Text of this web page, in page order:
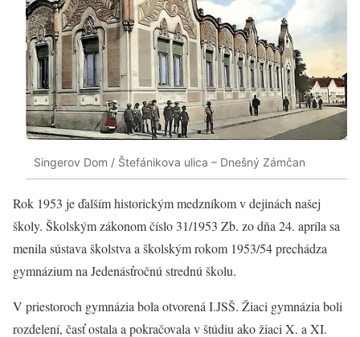
Singerov Dom / Štefánikova ulica – Dnešný Zámčan
Rok 1953 je ďalším historickým medzníkom v dejinách našej
školy. Školským zákonom číslo 31/1953 Zb. zo dňa 24. apríla sa
menila sústava školstva a školským rokom 1953/54 prechádza
gymnázium na Jedenásťročnú strednú školu.
V priestoroch gymnázia bola otvorená I.JSŠ. Žiaci gymnázia boli
rozdelení, časť ostala a pokračovala v štúdiu ako žiaci X. a XI.